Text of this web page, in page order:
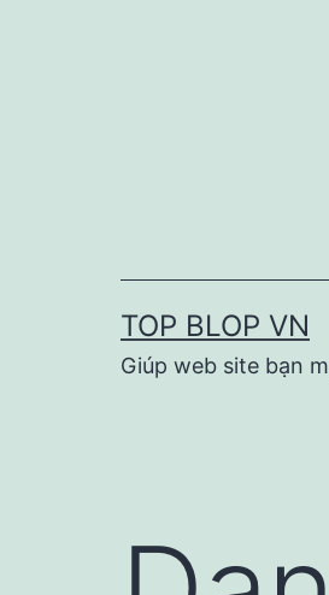
TOP BLOP VN
Giúp web site bạn